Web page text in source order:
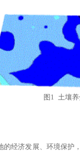
图1 土壤养
济发展、环境保护